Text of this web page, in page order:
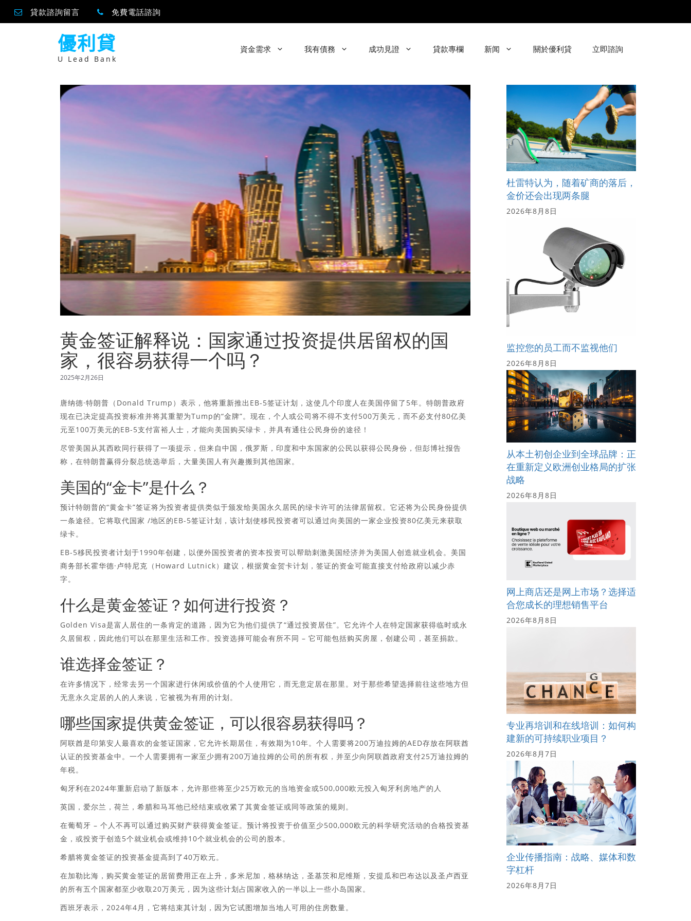
貸款諮詢留言 免費電話諮詢
優利貸
U Lead Bank
資金需求 我有債務 成功見證 貸款專欄 新闻 關於優利貸 立即諮詢
黄金签证解释说：国家通过投资提供居留权的国
家，很容易获得一个吗？
2025年2月26日
唐纳德·特朗普（Donald Trump）表示，他将重新推出EB-5签证计划，这使几个印度人在美国停留了5年。特朗普政府
现在已决定提高投资标准并将其重塑为Tump的“金牌”。现在，个人或公司将不得不支付500万美元，而不必支付80亿美
元至100万美元的EB-5支付富裕人士，才能向美国购买绿卡，并具有通往公民身份的途径！
尽管美国从其西欧同行获得了一项提示，但来自中国，俄罗斯，印度和中东国家的公民以获得公民身份，但彭博社报告
称，在特朗普赢得分裂总统选举后，大量美国人有兴趣搬到其他国家。
美国的“金卡”是什么？
预计特朗普的“黄金卡”签证将为投资者提供类似于颁发给美国永久居民的绿卡许可的法律居留权。它还将为公民身份提供
一条途径。它将取代国家 /地区的EB-5签证计划，该计划使移民投资者可以通过向美国的一家企业投资80亿美元来获取
绿卡。
EB-5移民投资者计划于1990年创建，以便外国投资者的资本投资可以帮助刺激美国经济并为美国人创造就业机会。美国
商务部长霍华德·卢特尼克（Howard Lutnick）建议，根据黄金贺卡计划，签证的资金可能直接支付给政府以减少赤
字。
什么是黄金签证？如何进行投资？
Golden Visa是富人居住的一条肯定的道路，因为它为他们提供了“通过投资居住”。它允许个人在特定国家获得临时或永
久居留权，因此他们可以在那里生活和工作。投资选择可能会有所不同 – 它可能包括购买房屋，创建公司，甚至捐款。
谁选择金签证？
在许多情况下，经常去另一个国家进行休闲或价值的个人使用它，而无意定居在那里。对于那些希望选择前往这些地方但
无意永久定居的人的人来说，它被视为有用的计划。
哪些国家提供黄金签证，可以很容易获得吗？
阿联酋是印第安人最喜欢的金签证国家，它允许长期居住，有效期为10年。个人需要将200万迪拉姆的AED存放在阿联酋
认证的投资基金中。一个人需要拥有一家至少拥有200万迪拉姆的公司的所有权，并至少向阿联酋政府支付25万迪拉姆的
年税。
匈牙利在2024年重新启动了新版本，允许那些将至少25万欧元的当地资金或500,000欧元投入匈牙利房地产的人
英国，爱尔兰，荷兰，希腊和马耳他已经结束或收紧了其黄金签证或同等政策的规则。
在葡萄牙 – 个人不再可以通过购买财产获得黄金签证。预计将投资于价值至少500,000欧元的科学研究活动的合格投资基
金，或投资于创造5个就业机会或维持10个就业机会的公司的股本。
希腊将黄金签证的投资基金提高到了40万欧元。
在加勒比海，购买黄金签证的居留费用正在上升，多米尼加，格林纳达，圣基茨和尼维斯，安提瓜和巴布达以及圣卢西亚
的所有五个国家都至少收取20万美元，因为这些计划占国家收入的一半以上一些小岛国家。
西班牙表示，2024年4月，它将结束其计划，因为它试图增加当地人可用的住房数量。
杜雷特认为，随着矿商的落后，
金价还会出现两条腿
2026年8月8日
监控您的员工而不监视他们
2026年8月8日
从本土初创企业到全球品牌：正
在重新定义欧洲创业格局的扩张
战略
2026年8月8日
网上商店还是网上市场？选择适
合您成长的理想销售平台
2026年8月8日
专业再培训和在线培训：如何构
建新的可持续职业项目？
2026年8月7日
企业传播指南：战略、媒体和数
字杠杆
2026年8月7日